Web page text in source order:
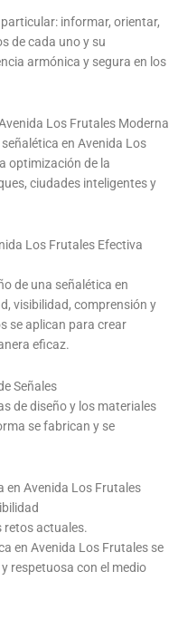
informar, orientar,
de cada uno y su
armónica y segura en los
Los Frutales Moderna
en Avenida Los
optimización de la
ciudades inteligentes y
Los Frutales Efectiva
de una señalética en
visibilidad, comprensión y
se aplican para crear
eficaz.
Señales
de diseño y los materiales
se fabrican y se
en Avenida Los Frutales
retos actuales.
en Avenida Los Frutales se
respetuosa con el medio